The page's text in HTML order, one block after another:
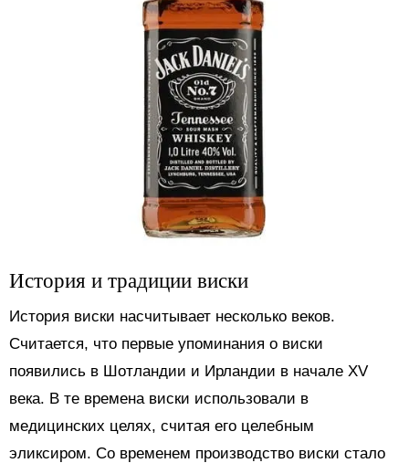
История и традиции виски
История виски насчитывает несколько веков.
Считается, что первые упоминания о виски
появились в Шотландии и Ирландии в начале XV
века. В те времена виски использовали в
медицинских целях, считая его целебным
эликсиром. Со временем производство виски стало